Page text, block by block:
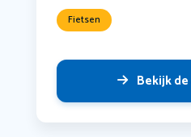
Fietsen
Bekijk